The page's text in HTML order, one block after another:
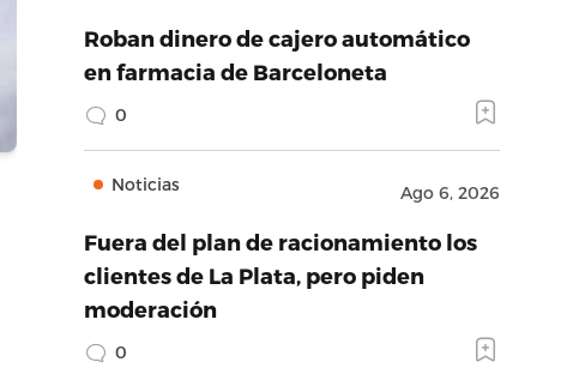
Roban dinero de cajero automático
en farmacia de Barceloneta
0
Noticias Ago 6, 2026
Fuera del plan de racionamiento los
clientes de La Plata, pero piden
moderación
0